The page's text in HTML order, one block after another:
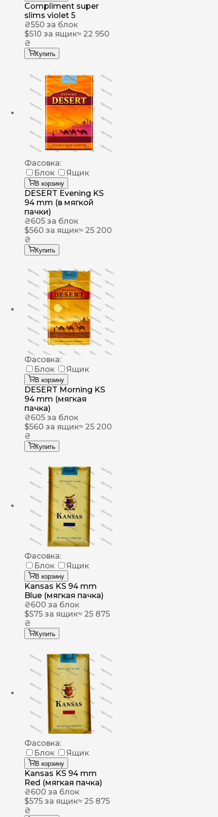
Compliment super
slims violet 5
₴550 за блок
$510 за ящик≈ 22 950
₴
Купить
Фасовка:
Блок
Ящик
В корзину
DESERT Evening KS
94 mm (в мягкой
пачки)
₴605 за блок
$560 за ящик≈ 25 200
₴
Купить
Фасовка:
Блок
Ящик
В корзину
DESERT Morning KS
94 mm (мягкая
пачка)
₴605 за блок
$560 за ящик≈ 25 200
₴
Купить
Фасовка:
Блок
Ящик
В корзину
Kansas KS 94 mm
Blue (мягкая пачка)
₴600 за блок
$575 за ящик≈ 25 875
₴
Купить
Фасовка:
Блок
Ящик
В корзину
Kansas KS 94 mm
Red (мягкая пачка)
₴600 за блок
$575 за ящик≈ 25 875
₴